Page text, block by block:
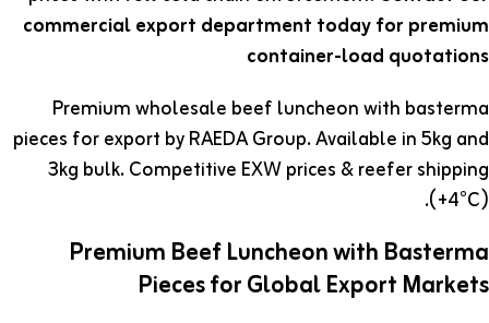
commercial export department today for premium
container-load quotations
Premium wholesale beef luncheon with basterma
pieces for export by RAEDA Group. Available in 5kg and
3kg bulk. Competitive EXW prices & reefer shipping
(+4°C).
Premium Beef Luncheon with Basterma
Pieces for Global Export Markets